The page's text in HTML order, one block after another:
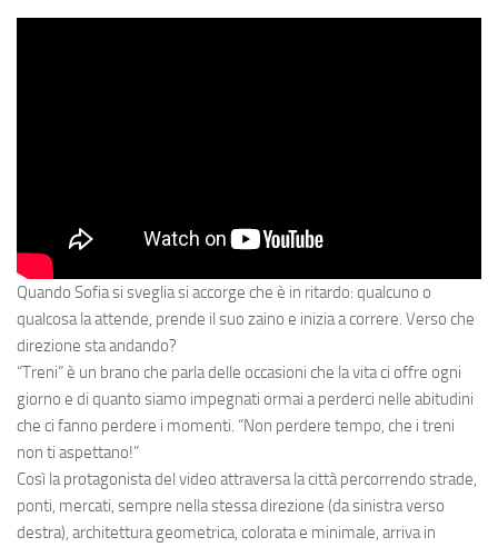
Quando Sofia si sveglia si accorge che è in ritardo: qualcuno o
qualcosa la attende, prende il suo zaino e inizia a correre. Verso che
direzione sta andando?
“Treni” è un brano che parla delle occasioni che la vita ci offre ogni
giorno e di quanto siamo impegnati ormai a perderci nelle abitudini
che ci fanno perdere i momenti. “Non perdere tempo, che i treni
non ti aspettano!”
Così la protagonista del video attraversa la città percorrendo strade,
ponti, mercati, sempre nella stessa direzione (da sinistra verso
destra), architettura geometrica, colorata e minimale, arriva in